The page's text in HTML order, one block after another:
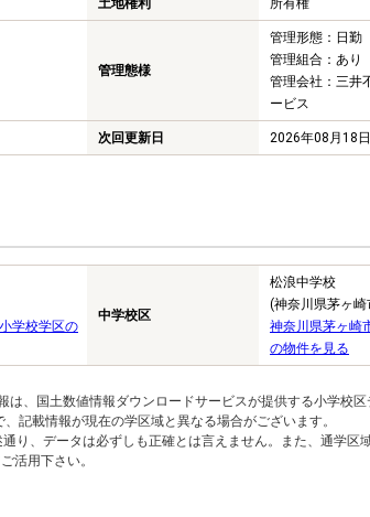
土地権利 所有権
管理態様
管理形態：日勤
管理組合：あり
管理会社：三井
ービス
次回更新日
2026年08月18日
学校学区の
中学校区
松浪中学校
(神奈川県茅ヶ崎
神奈川県茅ヶ崎
の物件を見る
は、国土数値情報ダウンロードサービスが提供する小学校
記載情報が現在の学区域と異なる場合がございます。
り、データは必ずしも正確とは言えません。また、通学区
活用下さい。